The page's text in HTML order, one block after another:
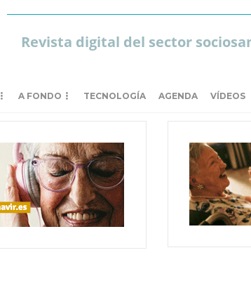
Revista digital del sector
A FONDO TECNOLOGÍA AGENDA VÍDEOS